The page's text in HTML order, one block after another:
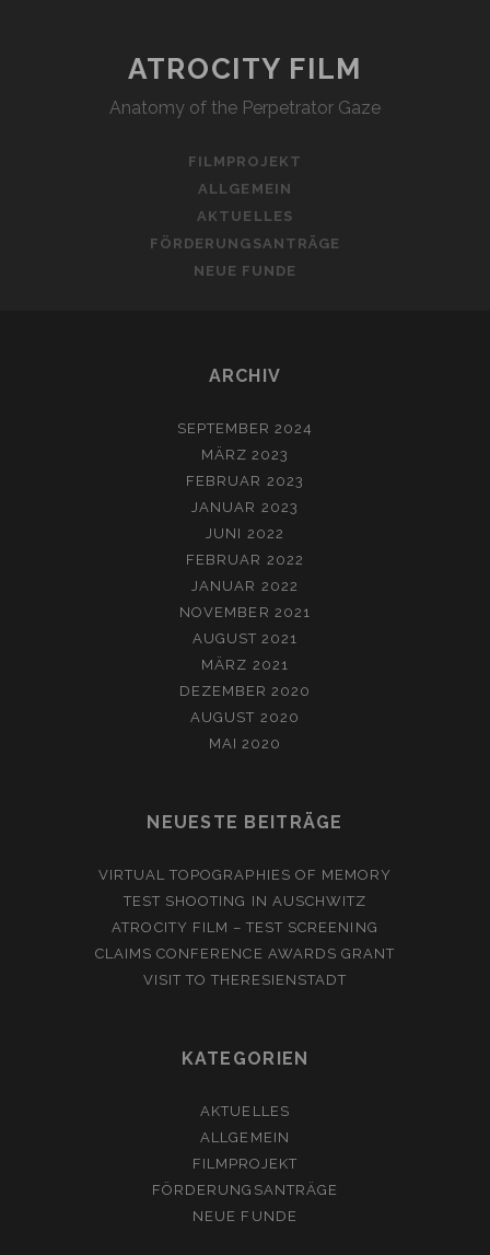
ATROCITY FILM
Anatomy of the Perpetrator Gaze
FILMPROJEKT
ALLGEMEIN
AKTUELLES
FÖRDERUNGSANTRÄGE
NEUE FUNDE
ARCHIV
SEPTEMBER 2024
MÄRZ 2023
FEBRUAR 2023
JANUAR 2023
JUNI 2022
FEBRUAR 2022
JANUAR 2022
NOVEMBER 2021
AUGUST 2021
MÄRZ 2021
DEZEMBER 2020
AUGUST 2020
MAI 2020
NEUESTE BEITRÄGE
VIRTUAL TOPOGRAPHIES OF MEMORY
TEST SHOOTING IN AUSCHWITZ
ATROCITY FILM – TEST SCREENING
CLAIMS CONFERENCE AWARDS GRANT
VISIT TO THERESIENSTADT
KATEGORIEN
AKTUELLES
ALLGEMEIN
FILMPROJEKT
FÖRDERUNGSANTRÄGE
NEUE FUNDE